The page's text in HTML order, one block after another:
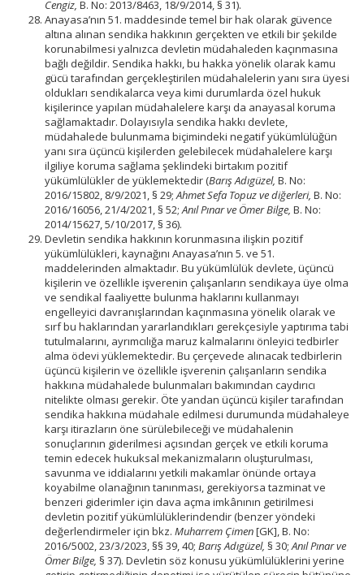
Cengiz, B. No: 2013/8463, 18/9/2014, § 31).
Anayasa’nın 51. maddesinde temel bir hak olarak güvence
altına alınan sendika hakkının gerçekten ve etkili bir şekilde
korunabilmesi yalnızca devletin müdahaleden kaçınmasına
bağlı değildir. Sendika hakkı, bu hakka yönelik olarak kamu
gücü tarafından gerçekleştirilen müdahalelerin yanı sıra üyesi
oldukları sendikalarca veya kimi durumlarda özel hukuk
kişilerince yapılan müdahalelere karşı da anayasal koruma
sağlamaktadır. Dolayısıyla sendika hakkı devlete,
müdahalede bulunmama biçimindeki negatif yükümlülüğün
yanı sıra üçüncü kişilerden gelebilecek müdahalelere karşı
ilgiliye koruma sağlama şeklindeki birtakım pozitif
yükümlülükler de yüklemektedir (Barış Adıgüzel, B. No:
2016/15802, 8/9/2021, § 29;Ahmet Sefa Topuz ve diğerleri, B. No:
2016/16056, 21/4/2021, § 52;Anıl Pınar ve Ömer Bilge, B. No:
2014/15627, 5/10/2017, § 36).
Devletin sendika hakkının korunmasına ilişkin pozitif
yükümlülükleri, kaynağını Anayasa’nın 5. ve 51.
maddelerinden almaktadır. Bu yükümlülük devlete, üçüncü
kişilerin ve özellikle işverenin çalışanların sendikaya üye olma
ve sendikal faaliyette bulunma haklarını kullanmayı
engelleyici davranışlarından kaçınmasına yönelik olarak ve
sırf bu haklarından yararlandıkları gerekçesiyle yaptırıma tabi
tutulmalarını, ayrımcılığa maruz kalmalarını önleyici tedbirler
alma ödevi yüklemektedir. Bu çerçevede alınacak tedbirlerin
üçüncü kişilerin ve özellikle işverenin çalışanların sendika
hakkına müdahalede bulunmaları bakımından caydırıcı
nitelikte olması gerekir. Öte yandan üçüncü kişiler tarafından
sendika hakkına müdahale edilmesi durumunda müdahaleye
karşı itirazların öne sürülebileceği ve müdahalenin
sonuçlarının giderilmesi açısından gerçek ve etkili koruma
temin edecek hukuksal mekanizmaların oluşturulması,
savunma ve iddialarını yetkili makamlar önünde ortaya
koyabilme olanağının tanınması, gerekiyorsa tazminat ve
benzeri giderimler için dava açma imkânının getirilmesi
devletin pozitif yükümlülüklerindendir (benzer yöndeki
değerlendirmeler için bkz. Muharrem Çimen[GK], B. No:
2016/5002, 23/3/2023, §§ 39, 40; Barış Adıgüzel, § 30;Anıl Pınar ve
Ömer Bilge, § 37). Devletin söz konusu yükümlülüklerini yerine